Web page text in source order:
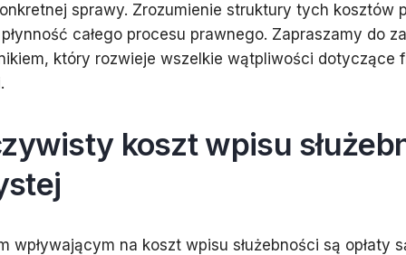
sprawy. Zrozumienie struktury tych kosztów
całego procesu prawnego. Zapraszamy do
który rozwieje wszelkie wątpliwości dotyczące
koszt wpisu
wpływającym na koszt wpisu służebności są opłaty